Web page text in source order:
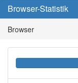
Browser-Statistik
Browser